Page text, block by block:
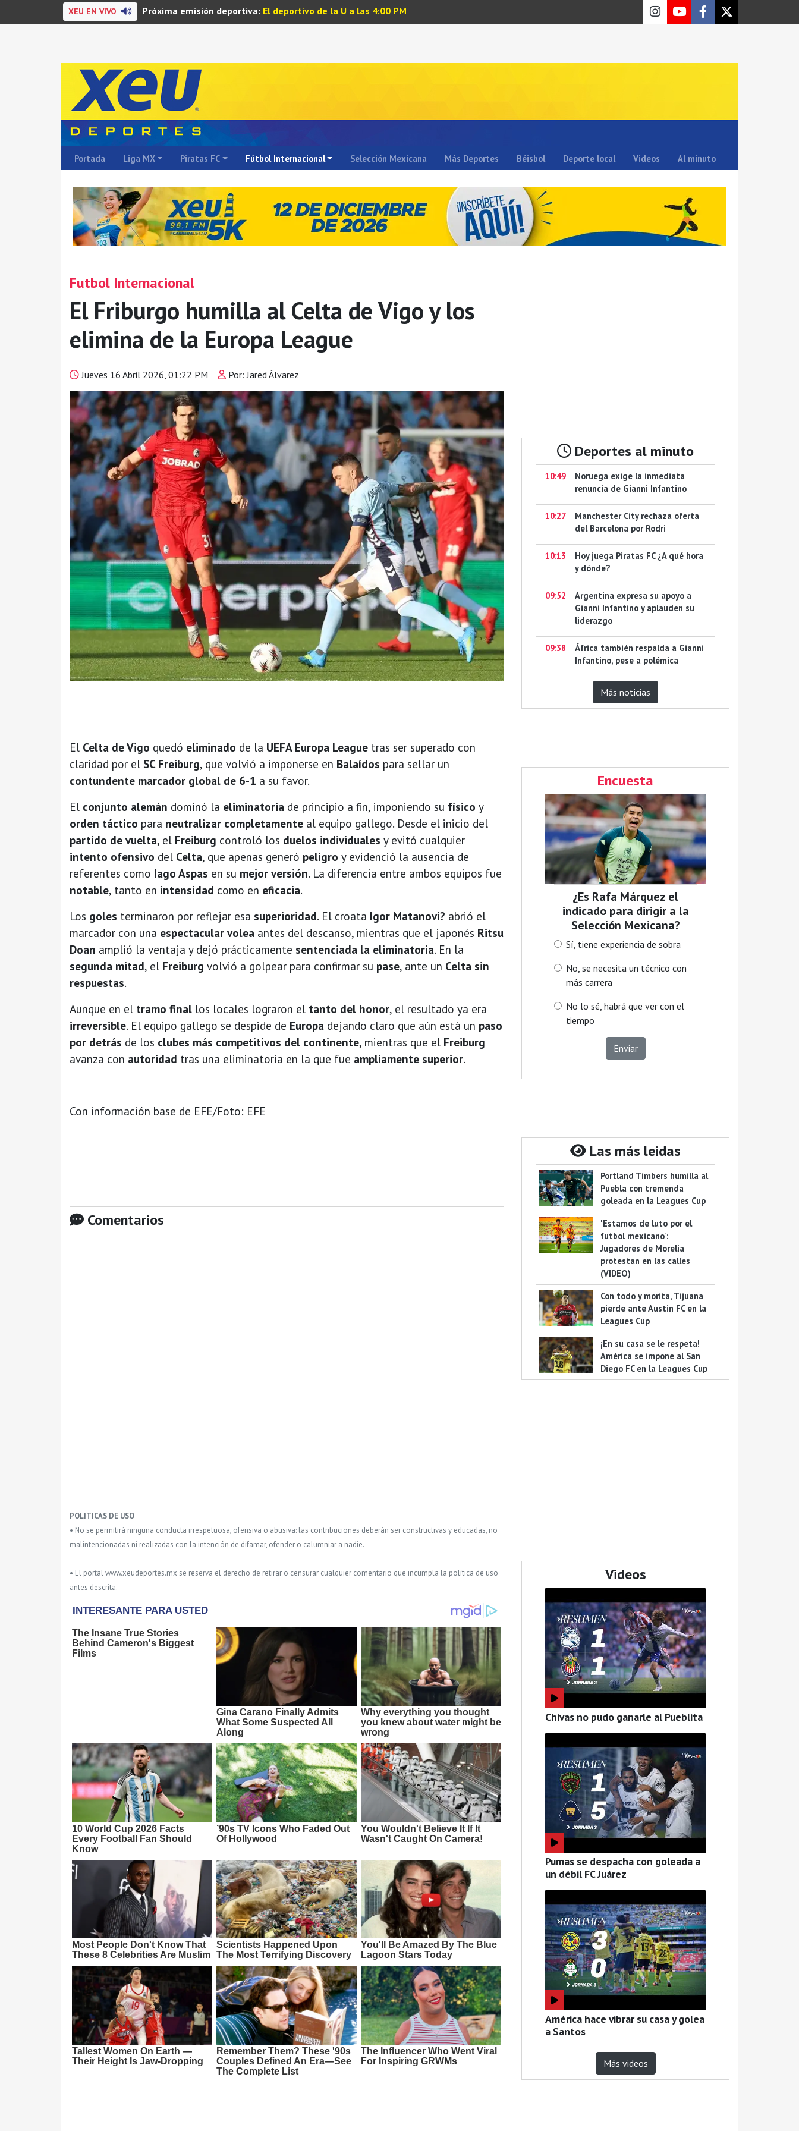
XEU EN VIVO Próxima emisión deportiva: El deportivo de la U a las 4:00 PM
Portada Liga MX Piratas FC Fútbol Internacional Selección Mexicana Más Deportes Béisbol Deporte local Videos Al minuto
Futbol Internacional
El Friburgo humilla al Celta de Vigo y los
elimina de la Europa League
Jueves 16 Abril 2026, 01:22 PM Por: Jared Álvarez
El Celta de Vigo quedó eliminado de la UEFA Europa League tras ser superado con
claridad por el SC Freiburg, que volvió a imponerse en Balaídos para sellar un
contundente marcador global de 6-1 a su favor.
El conjunto alemán dominó la eliminatoria de principio a fin, imponiendo su físico y
orden táctico para neutralizar completamente al equipo gallego. Desde el inicio del
partido de vuelta, el Freiburg controló los duelos individuales y evitó cualquier
intento ofensivo del Celta, que apenas generó peligro y evidenció la ausencia de
referentes como Iago Aspas en su mejor versión. La diferencia entre ambos equipos fue
notable, tanto en intensidad como en eficacia.
Los goles terminaron por reflejar esa superioridad. El croata Igor Matanovi? abrió el
marcador con una espectacular volea antes del descanso, mientras que el japonés Ritsu
Doan amplió la ventaja y dejó prácticamente sentenciada la eliminatoria. En la
segunda mitad, el Freiburg volvió a golpear para confirmar su pase, ante un Celta sin
respuestas.
Aunque en el tramo final los locales lograron el tanto del honor, el resultado ya era
irreversible. El equipo gallego se despide de Europa dejando claro que aún está un paso
por detrás de los clubes más competitivos del continente, mientras que el Freiburg
avanza con autoridad tras una eliminatoria en la que fue ampliamente superior.
Con información base de EFE/Foto: EFE
Comentarios
POLITICAS DE USO
• No se permitirá ninguna conducta irrespetuosa, ofensiva o abusiva: las contribuciones deberán ser constructivas y educadas, no
malintencionadas ni realizadas con la intención de difamar, ofender o calumniar a nadie.
• El portal www.xeudeportes.mx se reserva el derecho de retirar o censurar cualquier comentario que incumpla la política de uso
antes descrita.
Deportes al minuto
10:49
Noruega exige la inmediata
renuncia de Gianni Infantino
10:27
Manchester City rechaza oferta
del Barcelona por Rodri
10:13
Hoy juega Piratas FC ¿A qué hora
y dónde?
09:52
Argentina expresa su apoyo a
Gianni Infantino y aplauden su
liderazgo
09:38
África también respalda a Gianni
Infantino, pese a polémica
Más noticias
Encuesta
¿Es Rafa Márquez el
indicado para dirigir a la
Selección Mexicana?
Sí, tiene experiencia de sobra
No, se necesita un técnico con
más carrera
No lo sé, habrá que ver con el
tiempo
Enviar
Las más leidas
Portland Timbers humilla al
Puebla con tremenda
goleada en la Leagues Cup
'Estamos de luto por el
futbol mexicano':
Jugadores de Morelia
protestan en las calles
(VIDEO)
Con todo y morita, Tijuana
pierde ante Austin FC en la
Leagues Cup
¡En su casa se le respeta!
América se impone al San
Diego FC en la Leagues Cup
Videos
Chivas no pudo ganarle al Pueblita
Pumas se despacha con goleada a
un débil FC Juárez
América hace vibrar su casa y golea
a Santos
Más videos